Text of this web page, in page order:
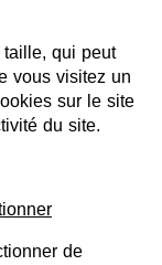
qui peut
vous visitez un
sur le site
du site.
de